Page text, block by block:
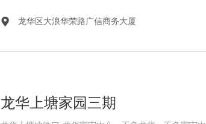
龙华区大浪华荣路广信商务大厦
龙华上塘家园三期